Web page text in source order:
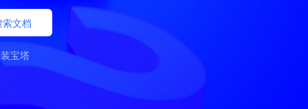
索文档
宝塔